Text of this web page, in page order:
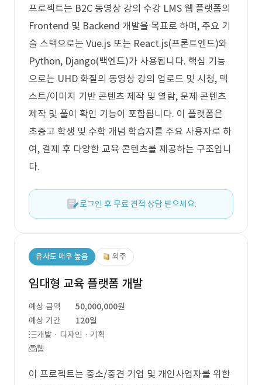
프로젝트는 B2C 동영상 강의 수강 LMS 웹 플랫폼의
Frontend 및 Backend 개발을 목표로 하며, 주요 기
술 스택으로는 Vue.js 또는 React.js(프론트엔드)와
Python, Django(백엔드)가 사용됩니다. 핵심 기능
으로는 UHD 화질의 동영상 강의 업로드 및 시청, 텍
스트/이미지 기반 콘텐츠 제작 및 열람, 문제 콘텐츠
제작 및 풀이 확인 기능이 포함됩니다. 이 플랫폼은
초중고 학생 및 수학 개념 학습자를 주요 사용자로 하
여, 결제 후 다양한 교육 콘텐츠를 제공하는 구조입니
다.
로그인 후 무료 견적 상담 받으세요.
유사도 매우 높음 외주
임대형 교육 플랫폼 개발
예상 금액
50,000,000원
예상 기간
120일
개발 · 디자인 · 기획
웹
이 프로젝트는 중소/중견 기업 및 개인사업자를 위한